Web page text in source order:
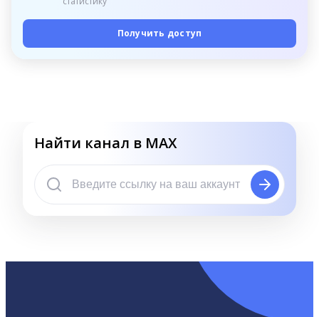
Получить доступ
Найти канал в MAX